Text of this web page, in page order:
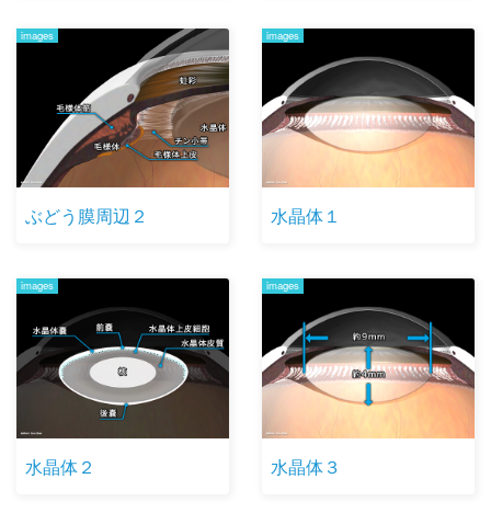
images
ぶどう膜周辺２
images
水晶体１
images
水晶体２
images
水晶体３